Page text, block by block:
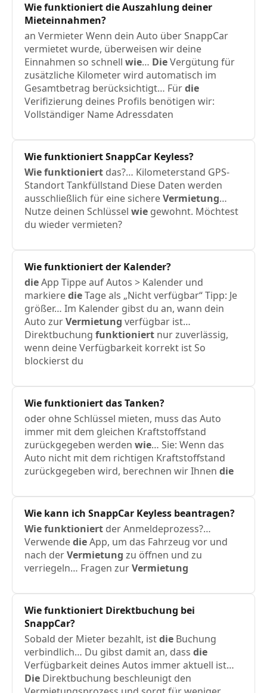
WiefunktioniertdieAuszahlung deiner
Mieteinnahmen?
an Vermieter Wenn dein Auto über SnappCar
vermietet wurde, überweisen wir deine
Einnahmen so schnell wie… DieVergütung für
zusätzliche Kilometer wird automatisch im
Gesamtbetrag berücksichtigt… Fürdie
Verifizierung deines Profils benötigen wir:
Vollständiger Name Adressdaten
WiefunktioniertSnappCar Keyless?
Wiefunktioniert das?… Kilometerstand GPS-
Standort Tankfüllstand Diese Daten werden
ausschließlich für eine sichereVermietung…
Nutze deinen Schlüssel wie gewohnt. Möchtest
du wieder vermieten?
Wiefunktioniertder Kalender?
dieApp Tippe auf Autos > Kalender und
markieredieTage als „Nicht verfügbar“ Tipp: Je
größer… Im Kalender gibst du an, wann dein
Auto zurVermietung verfügbar ist…
Direktbuchung funktioniert nur zuverlässig,
wenn deine Verfügbarkeit korrekt ist So
blockierst du
Wiefunktioniertdas Tanken?
oder ohne Schlüssel mieten, muss das Auto
immer mit dem gleichen Kraftstoffstand
zurückgegeben werden wie… Sie: Wenn das
Auto nicht mit dem richtigen Kraftstoffstand
zurückgegeben wird, berechnen wir Ihnen die
Wie kann ich SnappCar Keyless beantragen?
Wiefunktioniert der Anmeldeprozess?…
VerwendedieApp, um das Fahrzeug vor und
nach derVermietung zu öffnen und zu
verriegeln… Fragen zurVermietung
Wiefunktioniert Direktbuchung bei
SnappCar?
Sobald der Mieter bezahlt, istdie Buchung
verbindlich… Du gibst damit an, dass die
Verfügbarkeit deines Autos immer aktuell ist…
Die Direktbuchung beschleunigt den